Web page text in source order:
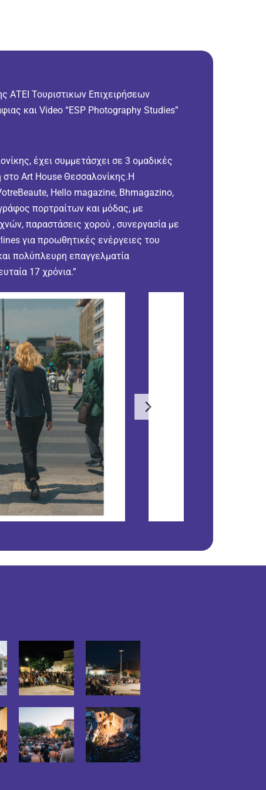
ΑΤΕΙ Τουριστικων Επιχειρήσεων
και Video “ESP Photography Studies”
έχει συμμετάσχει σε 3 ομαδικές
στο Art House Θεσσαλονίκης.Η
Hello magazine, Bhmagazino,
πορτραίτων και μόδας, με
παραστάσεις χορού , συνεργασία με
για προωθητικές ενέργειες του
πολύπλευρη επαγγελματία
17 χρόνια.”